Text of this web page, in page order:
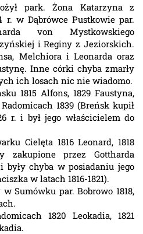
park. Żona Katarzyna z
r. w Dąbrówce Pustkowie par.
von Mystkowskiego
i Reginy z Jeziorskich.
Melchiora i Leonarda oraz
Inne córki chyba zmarły
ich losach nic nie wiadomo.
1815 Alfons, 1829 Faustyna,
1839 (Breńsk kupił
r. i był jego właścicielem do
Cielęta 1816 Leonard, 1818
zakupione przez Gottharda
były chyba w posiadaniu jego
w latach 1816-1821).
Sumówku par. Bobrowo 1818,
1820 Leokadia, 1821